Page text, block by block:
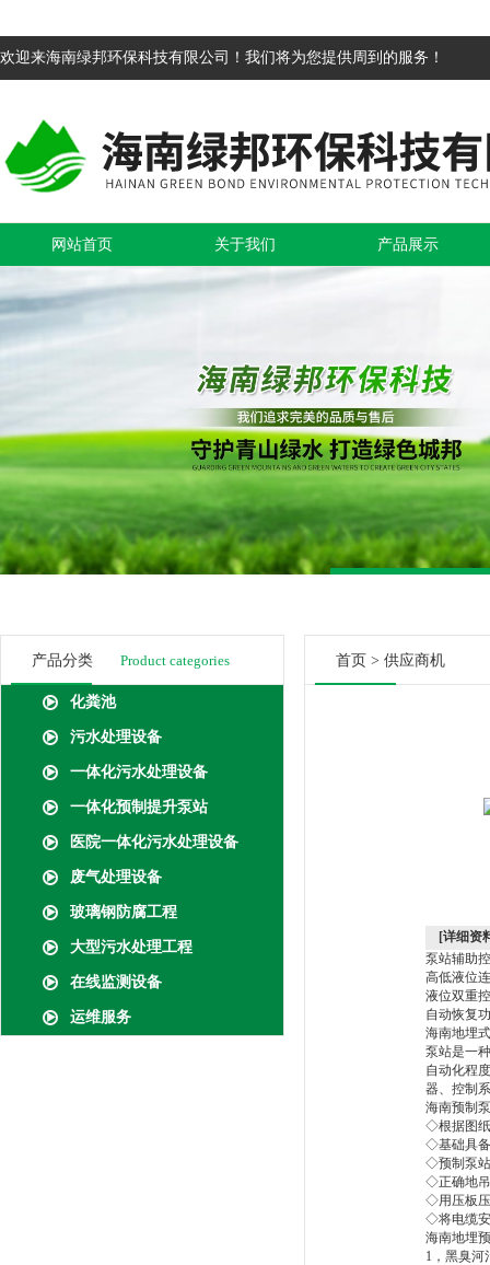
欢迎来海南绿邦环保科技有限公司！我们将为您提供周到的服务！
网站首页 关于我们 产品展示
产品分类 Product categories
化粪池
污水处理设备
一体化污水处理设备
一体化预制提升泵站
医院一体化污水处理设备
废气处理设备
玻璃钢防腐工程
大型污水处理工程
在线监测设备
运维服务
首页 > 供应商机
[详细资
泵站辅助
高低液位
液位双重
自动恢复
海南地埋
泵站是一
自动化程
器、控制
海南预制
◇根据图
◇基础具备
◇预制泵
◇正确地吊
◇用压板压
◇将电缆
海南地埋
1，黑臭河